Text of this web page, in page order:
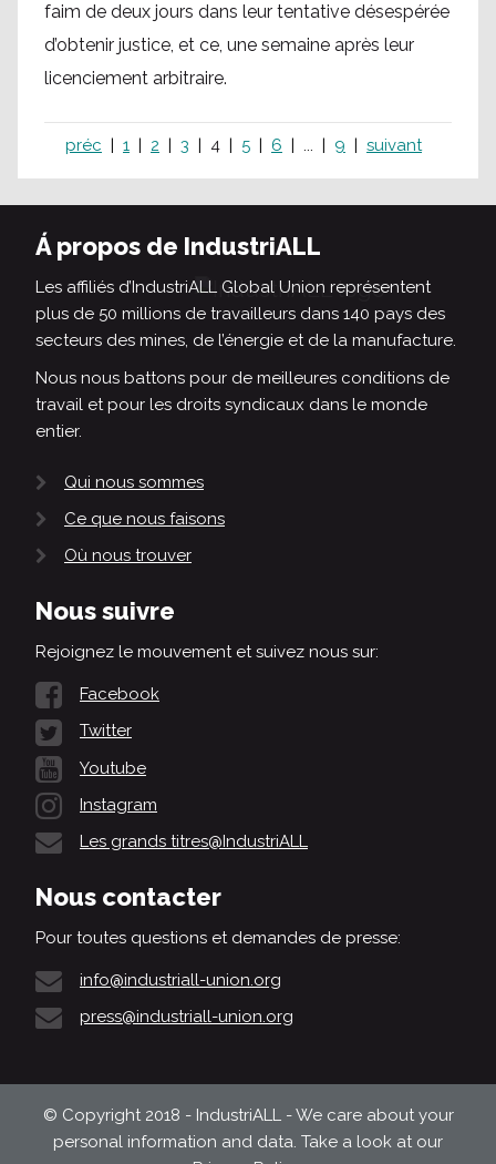
faim de deux jours dans leur tentative désespérée
d’obtenir justice, et ce, une semaine après leur
licenciement arbitraire.
préc 1 2 3 4 5 6 ... 9 suivant
Á propos de IndustriALL
Les affiliés d’IndustriALL Global Union représentent
plus de 50 millions de travailleurs dans 140 pays des
secteurs des mines, de l’énergie et de la manufacture.
Nous nous battons pour de meilleures conditions de
travail et pour les droits syndicaux dans le monde
entier.
Qui nous sommes
Ce que nous faisons
Où nous trouver
Nous suivre
Rejoignez le mouvement et suivez nous sur:
Facebook
Twitter
Youtube
Instagram
Les grands titres@IndustriALL
Nous contacter
Pour toutes questions et demandes de presse:
info@industriall-union.org
press@industriall-union.org
© Copyright 2018 - IndustriALL - We care about your
personal information and data. Take a look at our